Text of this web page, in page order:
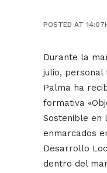
POSTED AT
Durante la
julio, personal
Palma ha
formativa
Sostenible en
enmarcados
Desarrollo
dentro del